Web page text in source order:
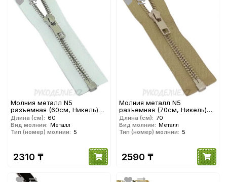
Молния металл N5
разъемная (60см, Никель)
YKK
Длина (см): 60
Вид молнии: Металл
Тип (номер) молнии: 5
2310 ₸
Молния металл N5
разъемная (70см, Никель)
YKK
Длина (см): 70
Вид молнии: Металл
Тип (номер) молнии: 5
2590 ₸